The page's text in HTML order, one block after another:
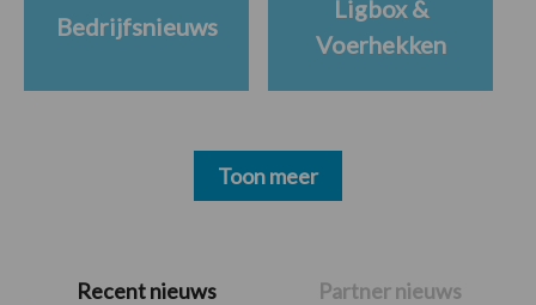
PrimaireRecent nieuws Partner nieuws
Bedrijfsnieuws
Ligbox &
Voerhekken
Toon meer